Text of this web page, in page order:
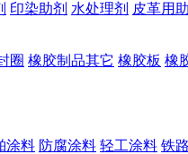
印染助剂 水处理剂 皮革用
圈 橡胶制品其它 橡胶板 橡
涂料 防腐涂料 轻工涂料 铁